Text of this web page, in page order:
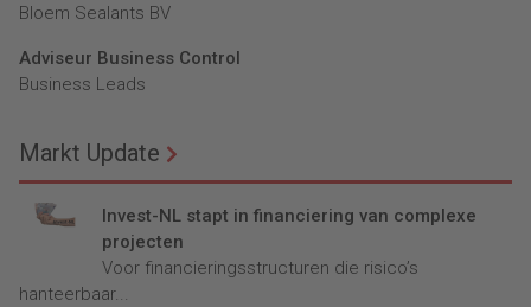
Bloem Sealants BV
Adviseur Business Control
Business Leads
Markt Update
Invest-NL stapt in financiering van complexe
projecten
Voor financieringsstructuren die risico’s
hanteerbaar...